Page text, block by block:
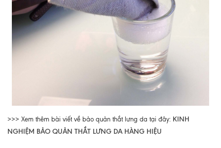
>>> Xem thêm bài viết về bảo quản thắt lưng da tại đây: KINH
NGHIỆM BẢO QUẢN THẮT LƯNG DA HÀNG HIỆU